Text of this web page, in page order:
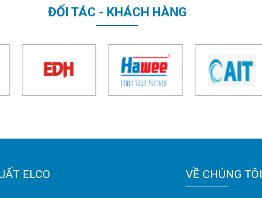
ĐỐI TÁC - KHÁCH HÀNG
ELCO VỀ CHÚNG TÔI